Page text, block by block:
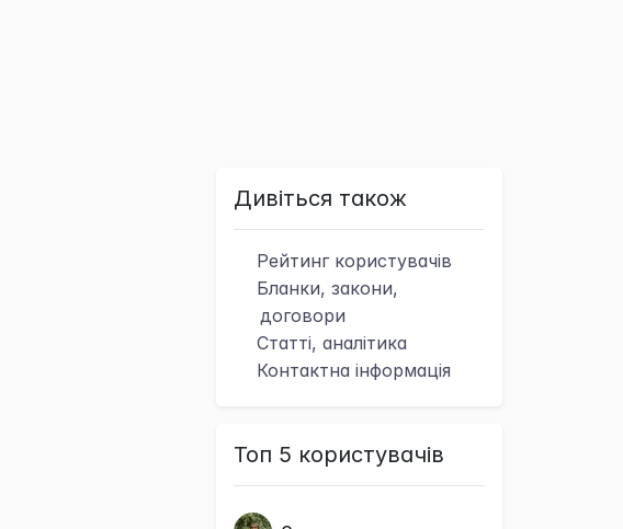
Дивіться також
Рейтинг користувачів
Бланки, закони,
договори
Статті, аналітика
Контактна інформація
Топ 5 користувачів